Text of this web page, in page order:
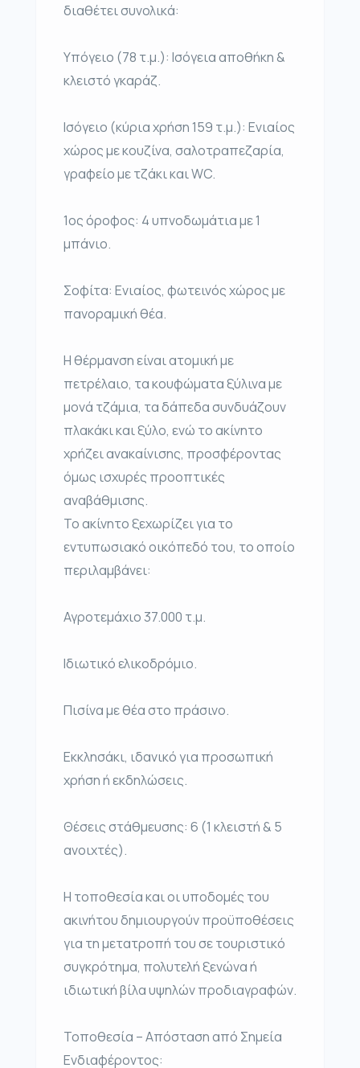
διαθέτει συνολικά:
Υπόγειο (78 τ.μ.): Ισόγεια αποθήκη &
κλειστό γκαράζ.
Ισόγειο (κύρια χρήση 159 τ.μ.): Ενιαίος
χώρος με κουζίνα, σαλοτραπεζαρία,
γραφείο με τζάκι και WC.
1ος όροφος: 4 υπνοδωμάτια με 1
μπάνιο.
Σοφίτα: Ενιαίος, φωτεινός χώρος με
πανοραμική θέα.
Η θέρμανση είναι ατομική με
πετρέλαιο, τα κουφώματα ξύλινα με
μονά τζάμια, τα δάπεδα συνδυάζουν
πλακάκι και ξύλο, ενώ το ακίνητο
χρήζει ανακαίνισης, προσφέροντας
όμως ισχυρές προοπτικές
αναβάθμισης.
Το ακίνητο ξεχωρίζει για το
εντυπωσιακό οικόπεδό του, το οποίο
περιλαμβάνει:
Αγροτεμάχιο 37.000 τ.μ.
Ιδιωτικό ελικοδρόμιο.
Πισίνα με θέα στο πράσινο.
Εκκλησάκι, ιδανικό για προσωπική
χρήση ή εκδηλώσεις.
Θέσεις στάθμευσης: 6 (1 κλειστή & 5
ανοιχτές).
Η τοποθεσία και οι υποδομές του
ακινήτου δημιουργούν προϋποθέσεις
για τη μετατροπή του σε τουριστικό
συγκρότημα, πολυτελή ξενώνα ή
ιδιωτική βίλα υψηλών προδιαγραφών.
Τοποθεσία – Απόσταση από Σημεία
Ενδιαφέροντος: